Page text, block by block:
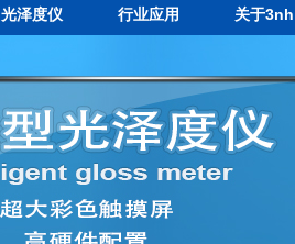
光泽度仪 行业应用 关于3nh